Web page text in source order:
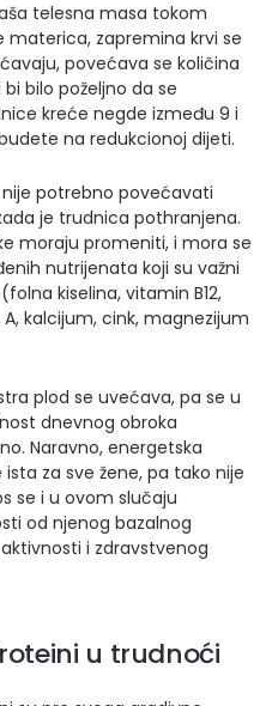
telesna masa tokom
zapremina krvi se
povećava se količina
bilo poželjno da se
kreće negde između 9 i
na redukcionoj dijeti.
potrebno povećavati
je trudnica pothranjena.
moraju promeniti, i mora se
nutrijenata koji su važni
kiselina, vitamin B12,
kalcijum, cink, magnezijum
plod se uvećava, pa se u
dnevnog obroka
Naravno, energetska
za sve žene, pa tako nije
se i u ovom slučaju
od njenog bazalnog
i zdravstvenog
u trudnoći